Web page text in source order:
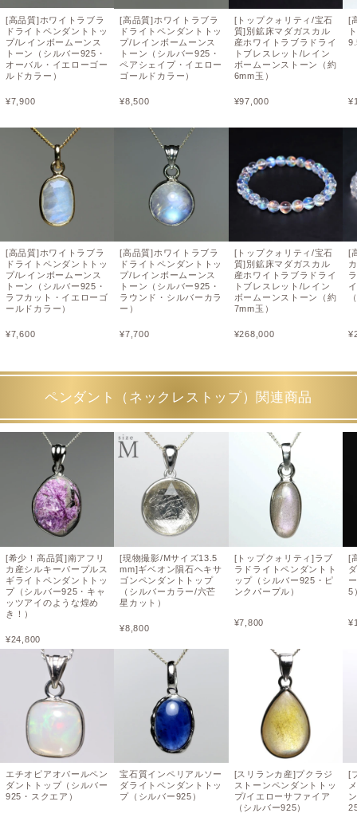
[高品質]ホワイトラブラ
ドライトペンダントトッ
プ/レインボームーンス
トーン（シルバー925・
オーバル・イエローゴー
ルドカラー）
¥7,900
[高品質]ホワイトラブラ
ドライトペンダントトッ
プ/レインボームーンス
トーン（シルバー925・
ラフカット・イエローゴ
ールドカラー）
¥7,600
[高品質]ホワイトラブラ
ドライトペンダントトッ
プ/レインボームーンス
トーン（シルバー925・
ペアシェイプ・イエロー
ゴールドカラー）
¥8,500
[高品質]ホワイトラブラ
ドライトペンダントトッ
プ/レインボームーンス
トーン（シルバー925・
ラウンド・シルバーカラ
ー）
¥7,700
[トップクォリティ/宝石
質]別鉱床マダガスカル
産ホワイトラブラドライ
トブレスレット/レイン
ボームーンストーン（約
6mm玉）
¥97,000
[トップクォリティ/宝石
質]別鉱床マダガスカル
産ホワイトラブラドライ
トブレスレット/レイン
ボームーンストーン（約
7mm玉）
¥268,000
[
¥
[
¥
ペンダント（ネックレストップ）関連商品
[希少！高品質]南アフリ
カ産シルキーパープルス
ギライトペンダントトッ
プ（シルバー925・キャ
ッツアイのような煌め
き！）
¥24,800
エチオピアオパールペン
ダントトップ（シルバー
925・スクエア）
[現物撮影/Mサイズ13.5
mm]ギベオン隕石ヘキサ
ゴンペンダントトップ
（シルバーカラー/六芒
星カット）
¥8,800
宝石質インペリアルソー
ダライトペンダントトッ
プ（シルバー925）
[トップクォリティ]ラブ
ラドライトペンダントト
ップ（シルバー925・ピ
ンクパープル）
¥7,800
[スリランカ産]プクラジ
ストーンペンダントトッ
プ/イエローサファイア
（シルバー925）
[
5
¥
[